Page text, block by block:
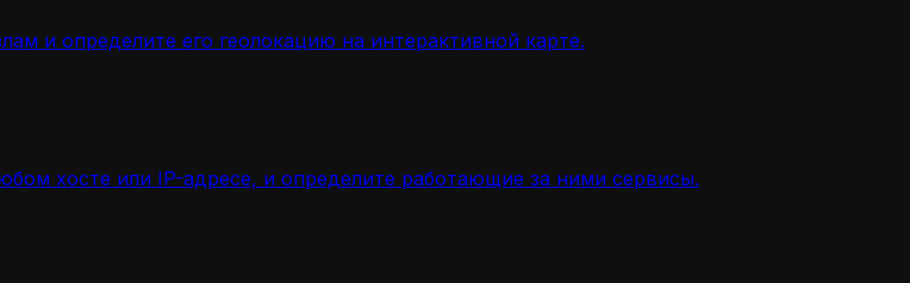
и определите его геолокацию на интерактивной карте.
хосте или IP-адресе, и определите работающие за ними сервисы.